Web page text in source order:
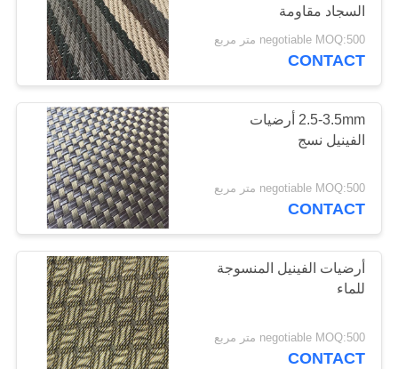
أرضيات المرآب غير
القابلة للانزلاق
12
الأرضيات الرياضية
الداخلية
13
السجاد مقاومة
negotiable MOQ:500 متر مربع
CONTACT
2.5-3.5mm أرضيات
الفينيل نسج
negotiable MOQ:500 متر مربع
CONTACT
أرضيات الفينيل المنسوجة
للماء
negotiable MOQ:500 متر مربع
CONTACT